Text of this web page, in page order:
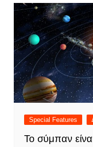
Special Features
Το σύμπαν